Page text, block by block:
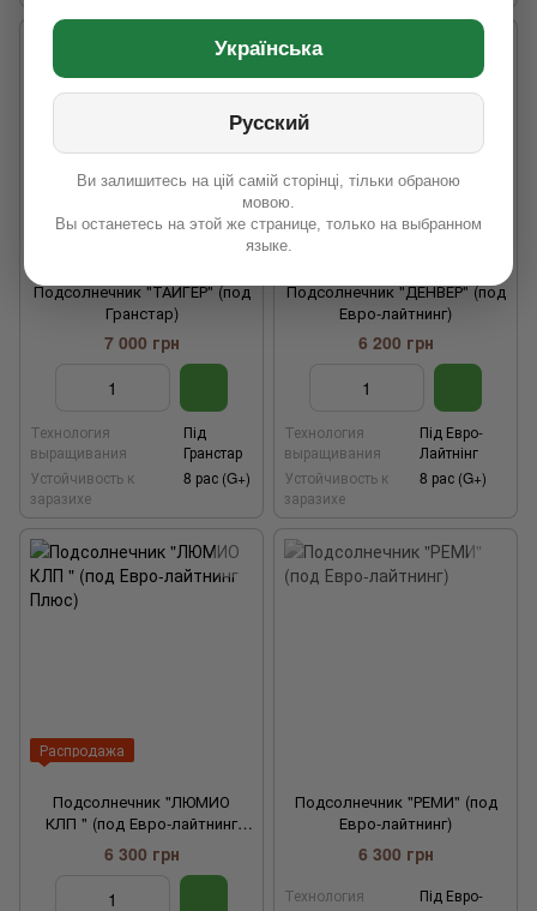
Подсолнечник "ТАЙГЕР" (под
Гранстар)
7 000 грн
Технология
выращивания
Під
Гранстар
Устойчивость к
заразихе
8 рас (G+)
Подсолнечник "ДЕНВЕР" (под
Евро-лайтнинг)
6 200 грн
Технология
выращивания
Під Евро-
Лайтнінг
Устойчивость к
заразихе
8 рас (G+)
Распродажа
Подсолнечник "ЛЮМИО
КЛП " (под Евро-лайтнинг
Плюс)
6 300 грн
Подсолнечник "РЕМИ" (под
Евро-лайтнинг)
6 300 грн
Технология
Під Евро-
Українська
Русский
Ви залишитесь на цій самій сторінці, тільки обраною
мовою.
Вы останетесь на этой же странице, только на выбранном
языке.